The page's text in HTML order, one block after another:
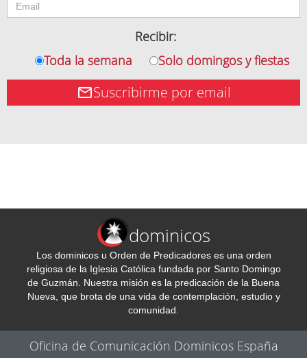
Recibir:
Toda la semana
Solo domingos y fiestas
Suscribirme por email
dominicos
Los dominicos u Orden de Predicadores es una orden
religiosa de la Iglesia Católica fundada por Santo Domingo
de Guzmán. Nuestra misión es la predicación de la Buena
Nueva, que brota de una vida de contemplación, estudio y
comunidad.
Oficina de Comunicación Dominicos España